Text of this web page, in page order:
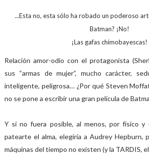
...Esta no, esta sólo ha robado un poderoso
Batman? ¡No!
¡Las gafas chimobayescas!
Relación amor-odio con el protagonista
sus “armas de mujer”, mucho carácter,
inteligente, peligrosa… ¿Por qué Steven
no se pone a escribir una gran película de
Y si no fuera posible, al menos, por físico y
patearte el alma, elegiría a Audrey Hepburn,
máquinas del tiempo no existen (y la TARDIS,